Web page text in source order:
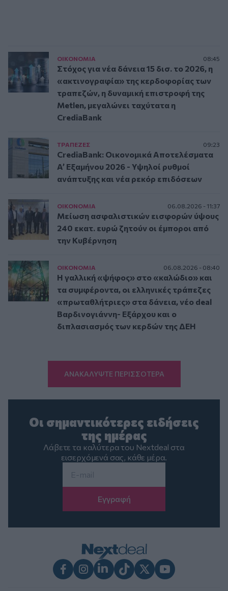
ΟΙΚΟΝΟΜΙΑ 08:45
Στόχος για νέα δάνεια 15 δισ. το 2026, η
«ακτινογραφία» της κερδοφορίας των
τραπεζών, η δυναμική επιστροφή της
Metlen, μεγαλώνει ταχύτατα η
CrediaBank
ΤΡAΠΕΖΕΣ 09:23
CrediaBank: Οικονομικά Αποτελέσματα
A’ Εξαμήνου 2026 - Υψηλοί ρυθμοί
ανάπτυξης και νέα ρεκόρ επιδόσεων
ΟΙΚΟΝΟΜΙΑ 06.08.2026 - 11:37
Μείωση ασφαλιστικών εισφορών ύψους
240 εκατ. ευρώ ζητούν οι έμποροι από
την Κυβέρνηση
ΟΙΚΟΝΟΜΙΑ 06.08.2026 - 08:40
Η γαλλική «ψήφος» στο «καλώδιο» και
τα συμφέροντα, οι ελληνικές τράπεζες
«πρωταθλήτριες» στα δάνεια, νέο deal
Βαρδινογιάννη- Εξάρχου και ο
διπλασιασμός των κερδών της ΔΕΗ
ΑΝΑΚΑΛΥΨΤΕ ΠΕΡΙΣΣΟΤΕΡΑ
Οι σημαντικότερες ειδήσεις
της ημέρας
Λάβετε τα καλύτερα του Nextdeal στα
εισερχόμενά σας, κάθε μέρα.